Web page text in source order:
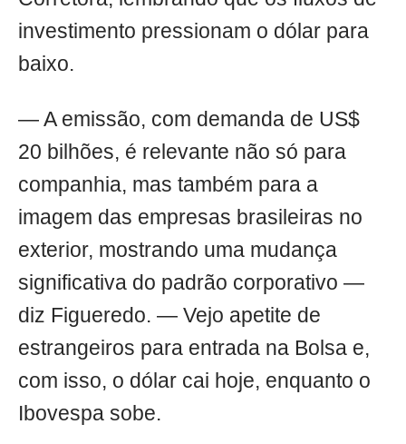
investimento pressionam o dólar para
baixo.
— A emissão, com demanda de US$
20 bilhões, é relevante não só para
companhia, mas também para a
imagem das empresas brasileiras no
exterior, mostrando uma mudança
significativa do padrão corporativo —
diz Figueredo. — Vejo apetite de
estrangeiros para entrada na Bolsa e,
com isso, o dólar cai hoje, enquanto o
Ibovespa sobe.